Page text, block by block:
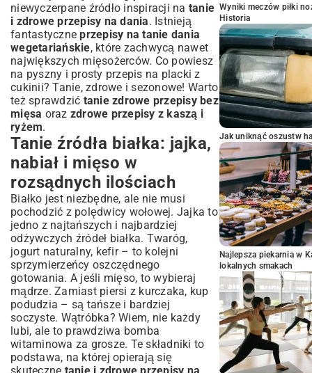
niewyczerpane źródło inspiracji na tanie
i zdrowe przepisy na dania. Istnieją
fantastyczneprzepisy na tanie dania
wegetariańskie, które zachwycą nawet
największych mięsożerców. Co powiesz
na pyszny i prosty przepis na placki z
cukinii? Tanie, zdrowe i sezonowe! Warto
też sprawdzić tanie zdrowe przepisy bez
mięsa oraz zdrowe przepisy z kaszą i
ryżem.
Tanie źródła białka: jajka,
nabiał i mięso w
rozsądnych ilościach
Białko jest niezbędne, ale nie musi
pochodzić z polędwicy wołowej. Jajka to
jedno z najtańszych i najbardziej
odżywczych źródeł białka. Twaróg,
jogurt naturalny, kefir – to kolejni
sprzymierzeńcy oszczędnego
gotowania. A jeśli mięso, to wybieraj
mądrze. Zamiast piersi z kurczaka, kup
podudzia – są tańsze i bardziej
soczyste. Wątróbka? Wiem, nie każdy
lubi, ale to prawdziwa bomba
witaminowa za grosze. Te składniki to
podstawa, na której opierają się
Wyniki meczów piłki
Historia
Jak uniknąć oszustw
Najlepsza piekarnia w
lokalnych smakach